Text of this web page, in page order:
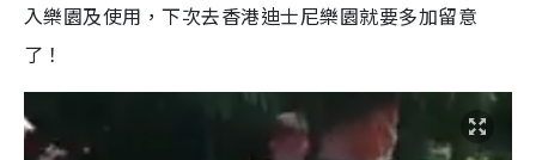
入樂園及使用，下次去香港迪士尼樂園就要多加留意
了！